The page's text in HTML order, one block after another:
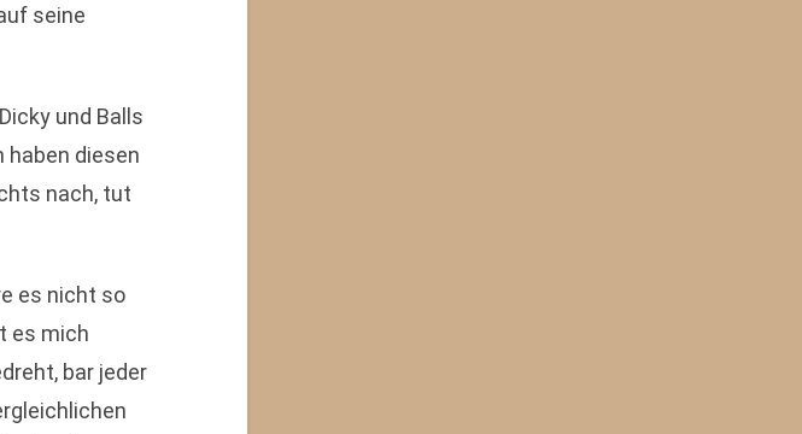
seine
und Balls
haben diesen
nach, tut
es nicht so
es mich
bar jeder